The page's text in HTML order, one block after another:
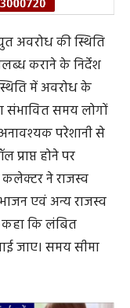
अवरोध की स्थिति
कराने के निर्देश
में अवरोध के
संभावित समय लोगों
परेशानी से
होने पर
कलेक्टर ने राजस्व
एवं अन्य राजस्व
कहा कि लंबित
जाए। समय सीमा